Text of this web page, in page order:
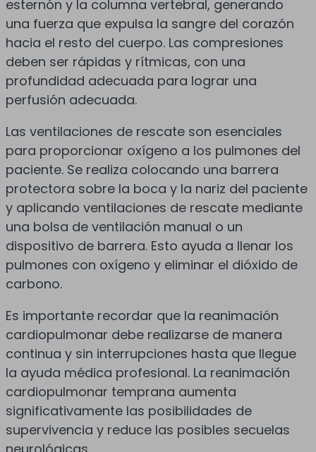
esternón y la columna vertebral, generando
una fuerza que expulsa la sangre del corazón
hacia el resto del cuerpo. Las compresiones
deben ser rápidas y rítmicas, con una
profundidad adecuada para lograr una
perfusión adecuada.
Las ventilaciones de rescate son esenciales
para proporcionar oxígeno a los pulmones del
paciente. Se realiza colocando una barrera
protectora sobre la boca y la nariz del paciente
y aplicando ventilaciones de rescate mediante
una bolsa de ventilación manual o un
dispositivo de barrera. Esto ayuda a llenar los
pulmones con oxígeno y eliminar el dióxido de
carbono.
Es importante recordar que la reanimación
cardiopulmonar debe realizarse de manera
continua y sin interrupciones hasta que llegue
la ayuda médica profesional. La reanimación
cardiopulmonar temprana aumenta
significativamente las posibilidades de
supervivencia y reduce las posibles secuelas